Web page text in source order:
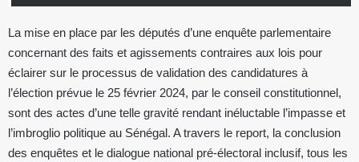
La mise en place par les députés d’une enquête parlementaire
concernant des faits et agissements contraires aux lois pour
éclairer sur le processus de validation des candidatures à
l’élection prévue le 25 février 2024, par le conseil constitutionnel,
sont des actes d’une telle gravité rendant inéluctable l’impasse et
l’imbroglio politique au Sénégal. A travers le report, la conclusion
des enquêtes et le dialogue national pré-électoral inclusif, tous les